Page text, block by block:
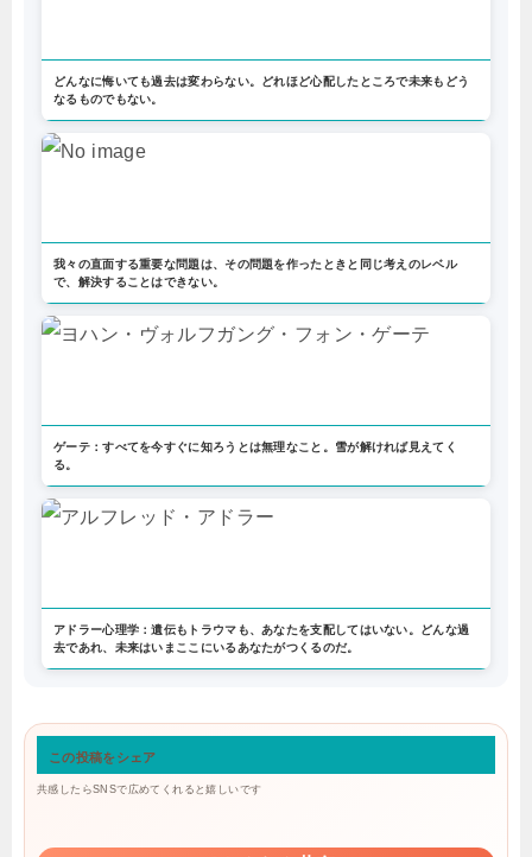
どんなに悔いても過去は変わらない。どれほど心配したところで未来もどう
なるものでもない。
我々の直面する重要な問題は、その問題を作ったときと同じ考えのレベル
で、解決することはできない。
ゲーテ：すべてを今すぐに知ろうとは無理なこと。雪が解ければ見えてく
る。
アドラー心理学：遺伝もトラウマも、あなたを支配してはいない。どんな過
去であれ、未来はいまここにいるあなたがつくるのだ。
この投稿をシェア
共感したらSNSで広めてくれると嬉しいです